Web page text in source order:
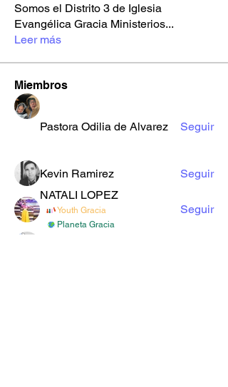
Somos el Distrito 3 de Iglesia
Evangélica Gracia Ministerios...
Leer más
Miembros
Pastora Odilia de Alvarez Seguir
Kevin Ramirez
Seguir
NATALI LOPEZ
Youth Gracia
Planeta Gracia
Seguir